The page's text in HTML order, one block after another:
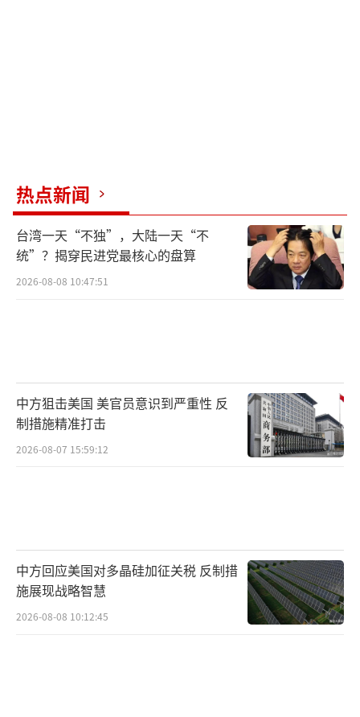
复。（责任编辑：卢其龙 CM0882）
热点新闻
台湾一天“不独”，大陆一天“不
统”？揭穿民进党最核心的盘算
2026-08-08 10:47:51
中方狙击美国 美官员意识到严重性 反
制措施精准打击
2026-08-07 15:59:12
中方回应美国对多晶硅加征关税 反制措
施展现战略智慧
2026-08-08 10:12:45